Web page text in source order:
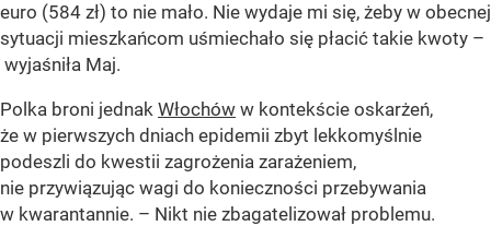
euro (584 zł) to nie mało. Nie wydaje mi się, żeby w obecnej
sytuacji mieszkańcom uśmiechało się płacić takie kwoty –
wyjaśniła Maj.
Polka broni jednak Włochów w kontekście oskarżeń,
że w pierwszych dniach epidemii zbyt lekkomyślnie
podeszli do kwestii zagrożenia zarażeniem,
nie przywiązując wagi do konieczności przebywania
w kwarantannie. – Nikt nie zbagatelizował problemu.